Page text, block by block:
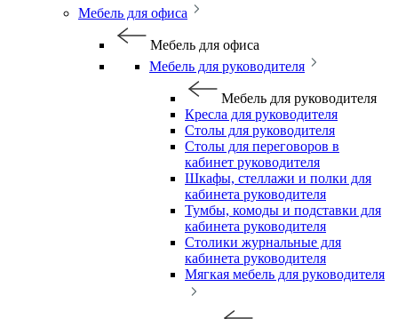
Мебель для офиса
Мебель для офиса
Мебель для руководителя
Мебель для руководителя
Кресла для руководителя
Столы для руководителя
Столы для переговоров в
кабинет руководителя
Шкафы, стеллажи и полки для
кабинета руководителя
Тумбы, комоды и подставки для
кабинета руководителя
Столики журнальные для
кабинета руководителя
Мягкая мебель для руководителя